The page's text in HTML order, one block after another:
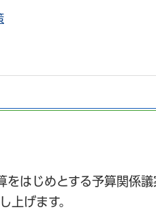
をはじめとする予算関係
上げます。